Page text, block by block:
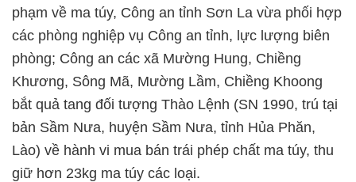
phạm về ma túy, Công an tỉnh Sơn La vừa phối hợp
các phòng nghiệp vụ Công an tỉnh, lực lượng biên
phòng; Công an các xã Mường Hung, Chiềng
Khương, Sông Mã, Mường Lầm, Chiềng Khoong
bắt quả tang đối tượng Thào Lệnh (SN 1990, trú tại
bản Sầm Nưa, huyện Sầm Nưa, tỉnh Hủa Phăn,
Lào) về hành vi mua bán trái phép chất ma túy, thu
giữ hơn 23kg ma túy các loại.